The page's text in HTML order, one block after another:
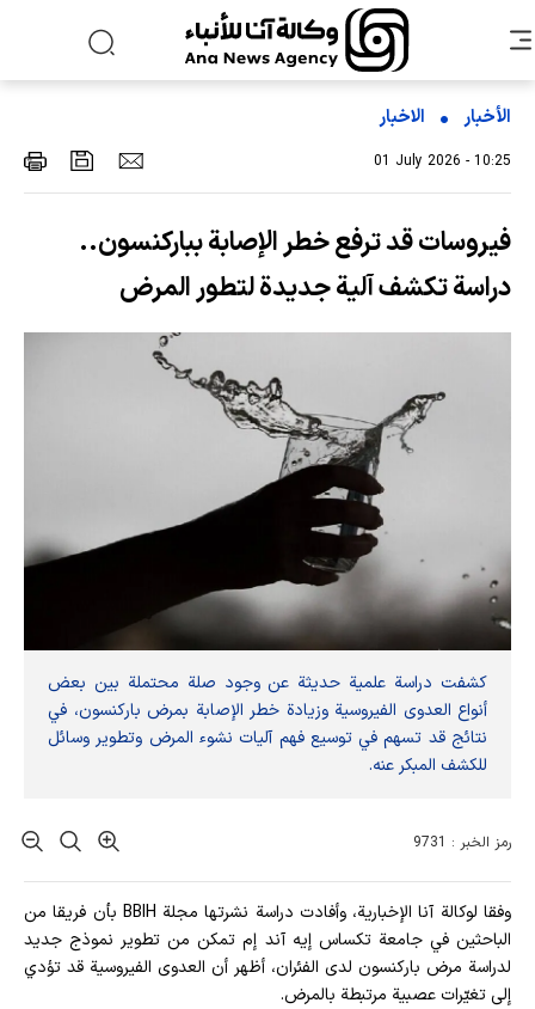
الأخبار الاخبار
01 July 2026 - 10:25
فيروسات قد ترفع خطر الإصابة بباركنسون..
دراسة تكشف آلية جديدة لتطور المرض
كشفت دراسة علمية حديثة عن وجود صلة محتملة بين بعض
أنواع العدوى الفيروسية وزيادة خطر الإصابة بمرض باركنسون، في
نتائج قد تسهم في توسيع فهم آليات نشوء المرض وتطوير وسائل
للكشف المبكر عنه.
رمز الخبر : 9731
وفقا لوکالة آنا الإخباریة، وأفادت دراسة نشرتها مجلة BBIH بأن فريقا من
الباحثين في جامعة تكساس إيه آند إم تمكن من تطوير نموذج جديد
لدراسة مرض باركنسون لدى الفئران، أظهر أن العدوى الفيروسية قد تؤدي
إلى تغيّرات عصبية مرتبطة بالمرض.